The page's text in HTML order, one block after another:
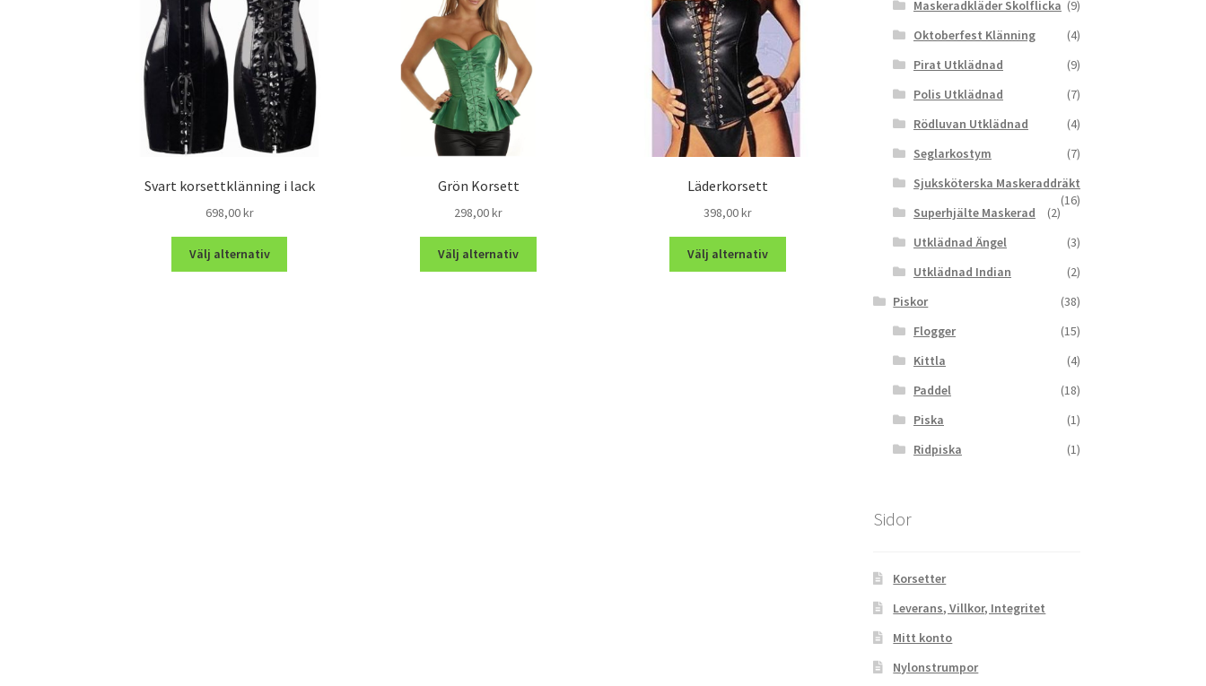
Svart korsettklänning i lack
698,00kr
Välj alternativ
Grön Korsett
298,00kr
Välj alternativ
Läderkorsett
398,00kr
Välj alternativ
Maskeradkläder Skolflicka (9)
Oktoberfest Klänning
(4)
Pirat Utklädnad
(9)
Polis Utklädnad
(7)
Rödluvan Utklädnad
(4)
Seglarkostym
(7)
Sjuksköterska Maskeraddräkt
(16)
Superhjälte Maskerad
(2)
Utklädnad Ängel
(3)
Utklädnad Indian
(2)
Piskor
(38)
Flogger
(15)
Kittla
(4)
Paddel
(18)
Piska
(1)
Ridpiska
(1)
Sidor
Korsetter
Leverans, Villkor, Integritet
Mitt konto
Nylonstrumpor